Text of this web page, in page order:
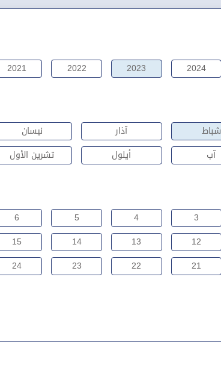
2024
2023
2022
2021
شباط آذار نيسان
آب أيلول تشرين الأول
3
4
5
6
12
13
14
15
21
22
23
24